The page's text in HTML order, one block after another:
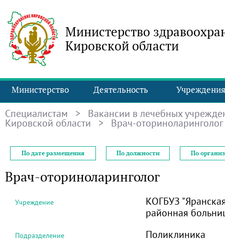
Министерство
Кировской области
Министерство Деятельность Учреждения
Специалистам > Вакансии в лечебных
Кировской области > Врач-оториноларинголог
По дате размещения По должности По
Врач-оториноларинголог
Учреждение
КОГБУЗ
районная
Подразделение Поликлиника